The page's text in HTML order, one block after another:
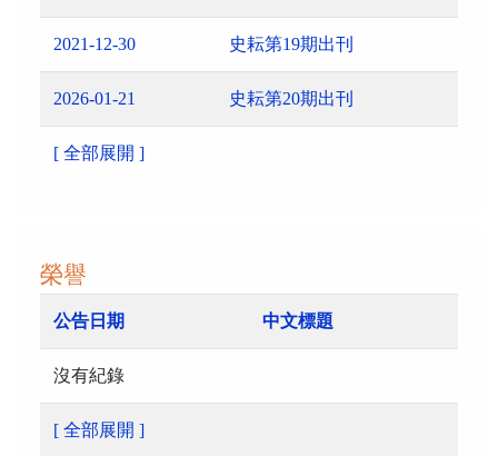
2021-12-30 史耘第19期出刊
2026-01-21 史耘第20期出刊
[ 全部展開 ]
榮譽
公告日期 中文標題
沒有紀錄
[ 全部展開 ]